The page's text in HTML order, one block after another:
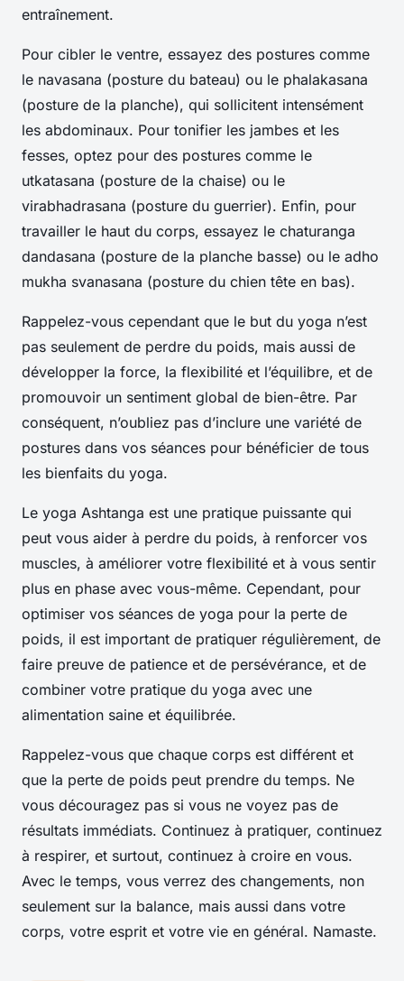
entraînement.
Pour cibler le ventre, essayez des postures comme
le navasana (posture du bateau) ou le phalakasana
(posture de la planche), qui sollicitent intensément
les abdominaux. Pour tonifier les jambes et les
fesses, optez pour des postures comme le
utkatasana (posture de la chaise) ou le
virabhadrasana (posture du guerrier). Enfin, pour
travailler le haut du corps, essayez le chaturanga
dandasana (posture de la planche basse) ou le adho
mukha svanasana (posture du chien tête en bas).
Rappelez-vous cependant que le but du yoga n’est
pas seulement de perdre du poids, mais aussi de
développer la force, la flexibilité et l’équilibre, et de
promouvoir un sentiment global de bien-être. Par
conséquent, n’oubliez pas d’inclure une variété de
postures dans vos séances pour bénéficier de tous
les bienfaits du yoga.
Le yoga Ashtanga est une pratique puissante qui
peut vous aider à perdre du poids, à renforcer vos
muscles, à améliorer votre flexibilité et à vous sentir
plus en phase avec vous-même. Cependant, pour
optimiser vos séances de yoga pour la perte de
poids, il est important de pratiquer régulièrement, de
faire preuve de patience et de persévérance, et de
combiner votre pratique du yoga avec une
alimentation saine et équilibrée.
Rappelez-vous que chaque corps est différent et
que la perte de poids peut prendre du temps. Ne
vous découragez pas si vous ne voyez pas de
résultats immédiats. Continuez à pratiquer, continuez
à respirer, et surtout, continuez à croire en vous.
Avec le temps, vous verrez des changements, non
seulement sur la balance, mais aussi dans votre
corps, votre esprit et votre vie en général. Namaste.